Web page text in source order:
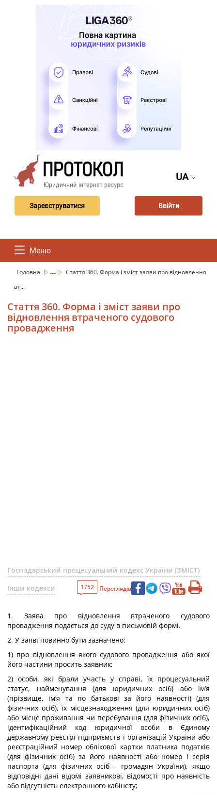
UA
Зареєструватися Ввійти
Меню
Головна ...
Стаття 360. Форма і зміст заяви про відновлення
вт...
Стаття 360. Форма і зміст заяви про
відновлення втраченого судового
провадження
Господарський процесуальний кодекс України (ЗМІСТ)
Інши кодекси
1752 Переглядів
1. Заява про відновлення втраченого судового
провадження подається до суду в письмовій формі.
2. У заяві повинно бути зазначено:
1) про відновлення якого судового провадження або якої
його частини просить заявник;
2) особи, які брали участь у справі, їх процесуальний
статус, найменування (для юридичних осіб) або ім’я
(прізвище, ім’я та по батькові за його наявності) (для
фізичних осіб), їх місцезнаходження (для юридичних осіб)
або місце проживання чи перебування (для фізичних осіб),
ідентифікаційний код юридичної особи в Єдиному
державному реєстрі підприємств і організацій України або
реєстраційний номер облікової картки платника податків
(для фізичних осіб) за його наявності або номер і серія
паспорта (для фізичних осіб - громадян України), якщо
відповідні дані відомі заявникові, відомості про наявність
або відсутність електронного кабінету;